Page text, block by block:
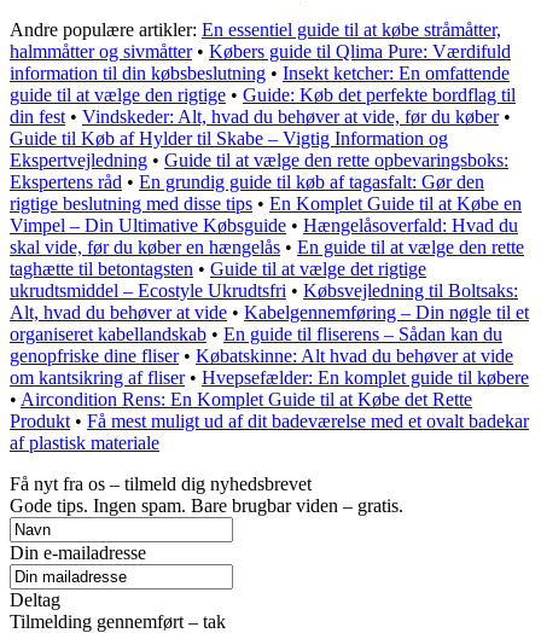
Andre populære artikler: En essentiel guide til at købe stråmåtter,
halmmåtter og sivmåtter• Købers guide til Qlima Pure: Værdifuld
information til din købsbeslutning • Insekt ketcher: En omfattende
guide til at vælge den rigtige • Guide: Køb det perfekte bordflag til
din fest • Vindskeder: Alt, hvad du behøver at vide, før du køber•
Guide til Køb af Hylder til Skabe – Vigtig Information og
Ekspertvejledning • Guide til at vælge den rette opbevaringsboks:
Ekspertens råd • En grundig guide til køb af tagasfalt: Gør den
rigtige beslutning med disse tips • En Komplet Guide til at Købe en
Vimpel – Din Ultimative Købsguide • Hængelåsoverfald: Hvad du
skal vide, før du køber en hængelås • En guide til at vælge den rette
taghætte til betontagsten • Guide til at vælge det rigtige
ukrudtsmiddel – Ecostyle Ukrudtsfri • Købsvejledning til Boltsaks:
Alt, hvad du behøver at vide • Kabelgennemføring – Din nøgle til et
organiseret kabellandskab • En guide til fliserens – Sådan kan du
genopfriske dine fliser• Købatskinne: Alt hvad du behøver at vide
om kantsikring af fliser• Hvepsefælder: En komplet guide til købere
• Aircondition Rens: En Komplet Guide til at Købe det Rette
Produkt • Få mest muligt ud af dit badeværelse med et ovalt badekar
af plastisk materiale
Få nyt fra os – tilmeld dig nyhedsbrevet
Gode tips. Ingen spam. Bare brugbar viden – gratis.
Din e-mailadresse
Deltag
Tilmelding gennemført – tak